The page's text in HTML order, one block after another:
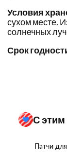
Условия
сухом месте.
солнечных
Срок
С этим
Патчи